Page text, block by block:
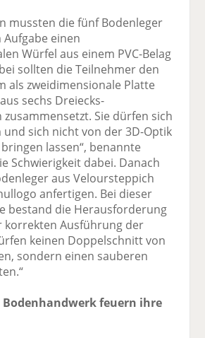
mussten die fünf Bodenleger
einen
Würfel aus einem PVC-Belag
sollten die Teilnehmer den
als zweidimensionale Platte
sechs Dreiecks-
Sie dürfen sich
sich nicht von der 3D-Optik
lassen“, benannte
Schwierigkeit dabei. Danach
aus Veloursteppich
anfertigen. Bei dieser
bestand die Herausforderung
korrekten Ausführung der
keinen Doppelschnitt von
sondern einen sauberen
Bodenhandwerk feuern ihre